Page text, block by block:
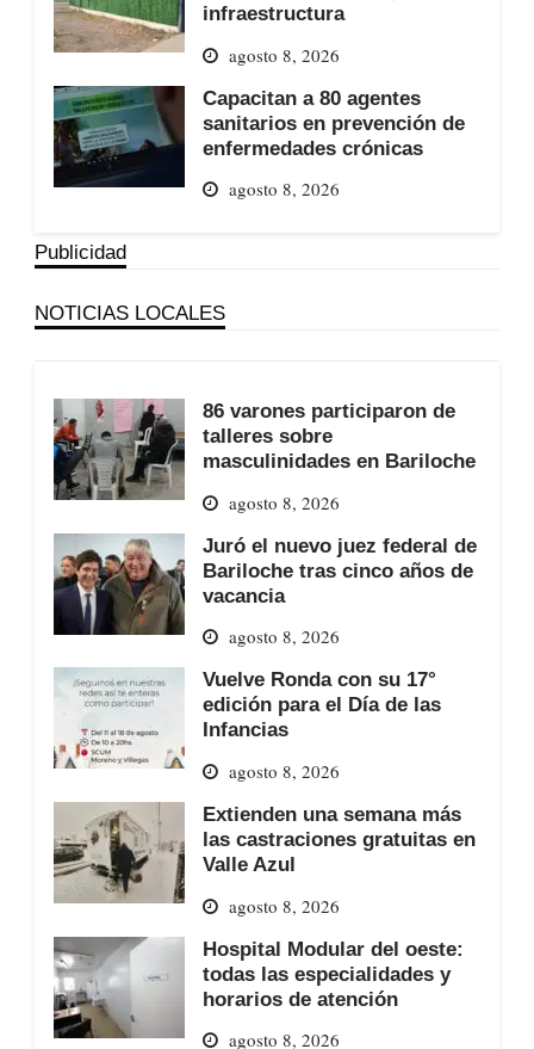
infraestructura
agosto 8, 2026
Capacitan a 80 agentes
sanitarios en prevención de
enfermedades crónicas
agosto 8, 2026
Publicidad
NOTICIAS LOCALES
86 varones participaron de
talleres sobre
masculinidades en Bariloche
agosto 8, 2026
Juró el nuevo juez federal de
Bariloche tras cinco años de
vacancia
agosto 8, 2026
Vuelve Ronda con su 17°
edición para el Día de las
Infancias
agosto 8, 2026
Extienden una semana más
las castraciones gratuitas en
Valle Azul
agosto 8, 2026
Hospital Modular del oeste:
todas las especialidades y
horarios de atención
agosto 8, 2026